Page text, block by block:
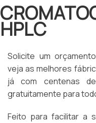
HPLC
Solicite um
veja as melhores
já com centenas
gratuitamente para
Feito para facilitar a